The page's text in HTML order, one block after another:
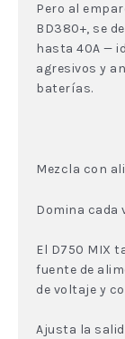
Pero al
BD380+, se
hasta 40A —
agresivos y
baterías.
Mezcla con
Domina cada
El D750 MIX
fuente de
de voltaje y
Ajusta la